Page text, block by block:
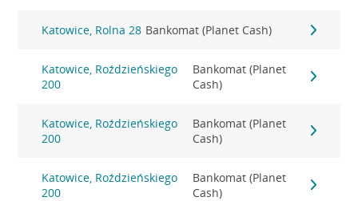
Katowice, Rolna 28 Bankomat (Planet Cash)
Katowice, Roździeńskiego
200
Bankomat (Planet
Cash)
Katowice, Roździeńskiego
200
Bankomat (Planet
Cash)
Katowice, Roździeńskiego
200
Bankomat (Planet
Cash)